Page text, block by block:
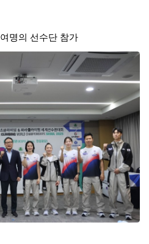
여명의 선수단 참가